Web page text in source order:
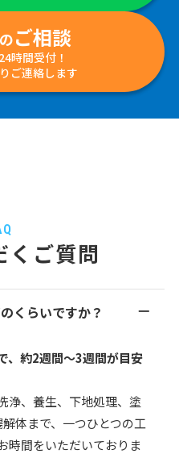
ご相談
時間受付！
ご連絡します
くご質問
くらいですか？
、約2週間〜3週間が目安
浄、養生、下地処理、塗
体まで、一つひとつの工
時間をいただいておりま